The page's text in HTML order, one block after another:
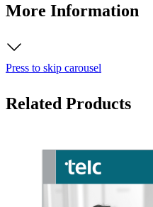
More Information
Press to skip carousel
Related Products